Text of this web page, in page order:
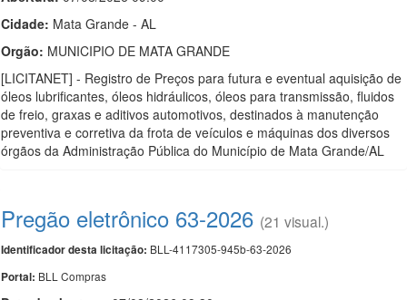
Cidade: Mata Grande - AL
Orgão: MUNICIPIO DE MATA GRANDE
[LICITANET] - Registro de Preços para futura e eventual aquisição de
óleos lubrificantes, óleos hidráulicos, óleos para transmissão, fluidos
de freio, graxas e aditivos automotivos, destinados à manutenção
preventiva e corretiva da frota de veículos e máquinas dos diversos
órgãos da Administração Pública do Município de Mata Grande/AL
Pregão eletrônico 63-2026 (21 visual.)
Identificador desta licitação: BLL-4117305-945b-63-2026
Portal: BLL Compras